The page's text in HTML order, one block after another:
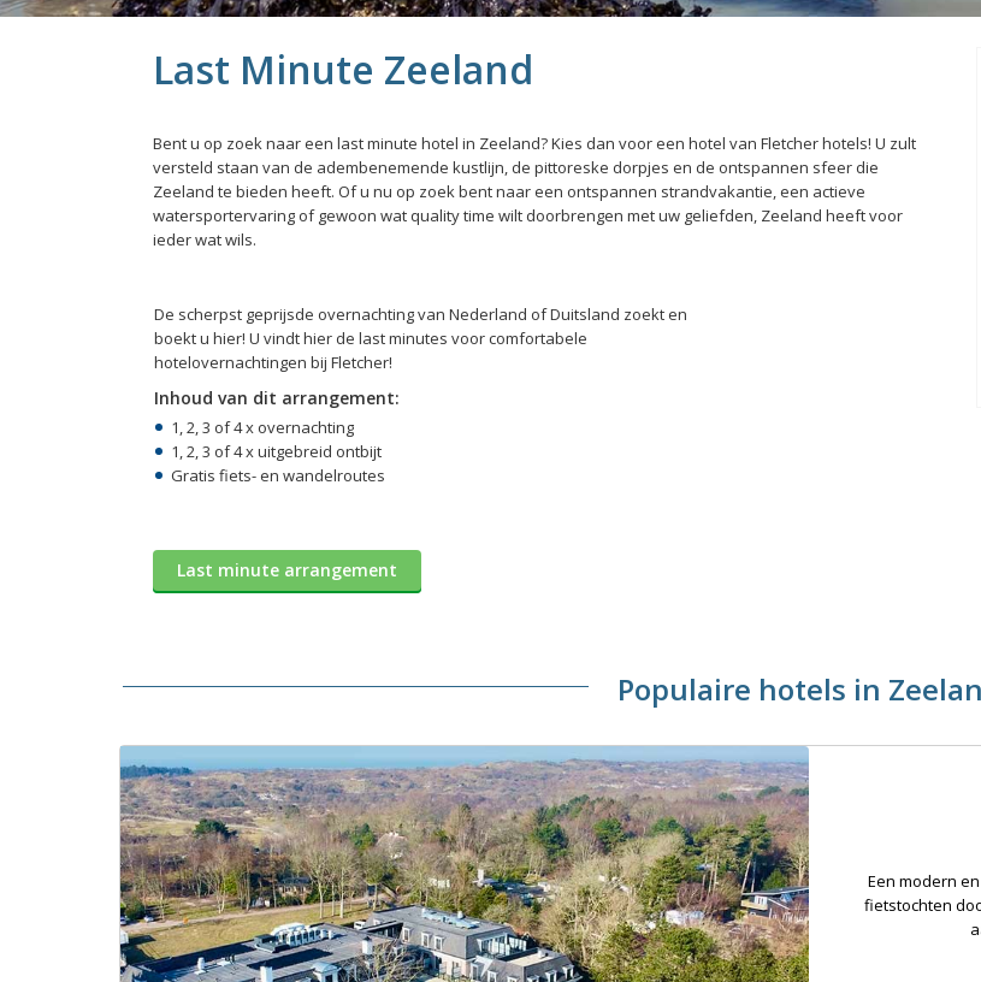
Last Minute Zeeland
Bent u op zoek naar een last minute hotel in Zeeland? Kies dan voor een hotel van Fletcher hotels! U zult
versteld staan van de adembenemende kustlijn, de pittoreske dorpjes en de ontspannen sfeer die
Zeeland te bieden heeft. Of u nu op zoek bent naar een ontspannen strandvakantie, een actieve
watersportervaring of gewoon wat quality time wilt doorbrengen met uw geliefden, Zeeland heeft voor
ieder wat wils.
De scherpst geprijsde overnachting van Nederland of Duitsland zoekt en
boekt u hier! U vindt hier de last minutes voor comfortabele
hotelovernachtingen bij Fletcher!
Inhoud van dit arrangement:
1, 2, 3 of 4 x overnachting
1, 2, 3 of 4 x uitgebreid ontbijt
Gratis fiets- en wandelroutes
Last minute arrangement
Populaire hotels in
Een modern
fietstochten